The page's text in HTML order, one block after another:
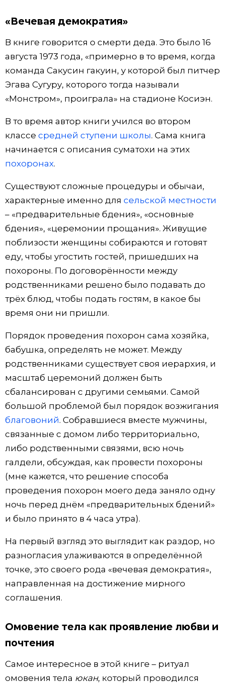
«Вечевая демократия»
В книге говорится о смерти деда. Это было 16
августа 1973 года, «примерно в то время, когда
команда Сакусин гакуин, у которой был питчер
Эгава Сугуру, которого тогда называли
«Монстром», проиграла» на стадионе Косиэн.
В то время автор книги учился во втором
классе средней ступени школы. Сама книга
начинается с описания суматохи на этих
похоронах.
Существуют сложные процедуры и обычаи,
характерные именно для сельской местности
– «предварительные бдения», «основные
бдения», «церемонии прощания». Живущие
поблизости женщины собираются и готовят
еду, чтобы угостить гостей, пришедших на
похороны. По договорённости между
родственниками решено было подавать до
трёх блюд, чтобы подать гостям, в какое бы
время они ни пришли.
Порядок проведения похорон сама хозяйка,
бабушка, определять не может. Между
родственниками существует своя иерархия, и
масштаб церемоний должен быть
сбалансирован с другими семьями. Самой
большой проблемой был порядок возжигания
благовоний. Собравшиеся вместе мужчины,
связанные с домом либо территориально,
либо родственными связями, всю ночь
галдели, обсуждая, как провести похороны
(мне кажется, что решение способа
проведения похорон моего деда заняло одну
ночь перед днём «предварительных бдений»
и было принято в 4 часа утра).
На первый взгляд это выглядит как раздор, но
разногласия улаживаются в определённой
точке, это своего рода «вечевая демократия»,
направленная на достижение мирного
соглашения.
Омовение тела как проявление любви и
почтения
Самое интересное в этой книге – ритуал
омовения тела юкан, который проводился